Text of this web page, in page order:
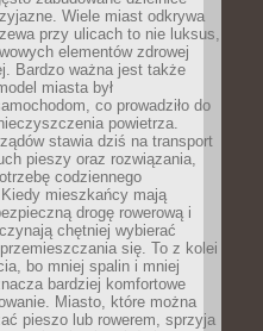
Wiele miast odkrywa
przy ulicach to nie luksus,
elementów zdrowej
Bardzo ważna jest także
miasta był
co prowadziło do
powietrza.
stawia dziś na transport
pieszy oraz rozwiązania,
codziennego
mieszkańcy mają
drogę rowerową i
chętniej wybierać
się. To z kolei
bo mniej spalin i mniej
bardziej komfortowe
Miasto, które można
pieszo lub rowerem, sprzyja